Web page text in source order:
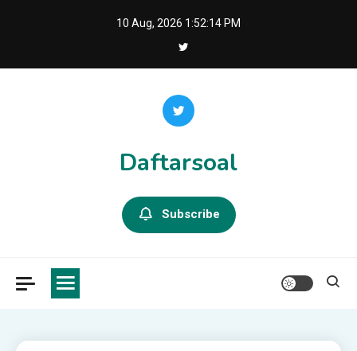
10 Aug, 2026 1:52:15 PM
Daftarsoal
Subscribe